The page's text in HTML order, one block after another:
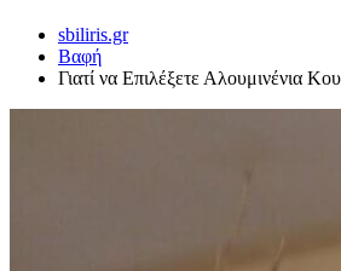
sbiliris.gr
Βαφή
Γιατί να Επιλέξετε Αλουμινένια